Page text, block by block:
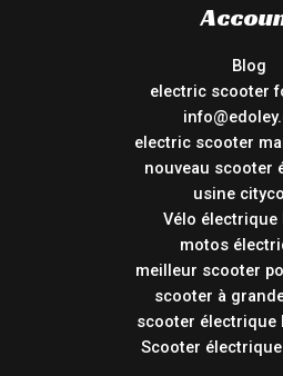
Blog
electric scooter
electric scooter
nouveau scooter
usine
Vélo électrique
motos
meilleur scooter
scooter à
scooter électrique
Scooter